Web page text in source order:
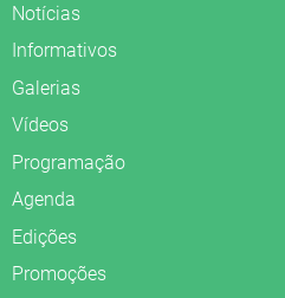
Notícias
Informativos
Galerias
Vídeos
Programação
Agenda
Edições
Promoções